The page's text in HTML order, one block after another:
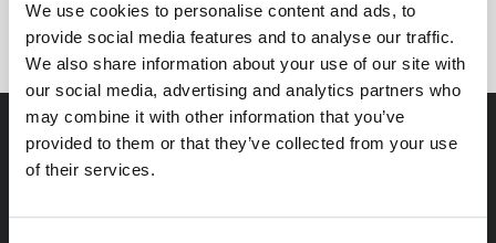
We use cookies to personalise content and ads, to
provide social media features and to analyse our traffic.
We also share information about your use of our site with
our social media, advertising and analytics partners who
may combine it with other information that you’ve
provided to them or that they’ve collected from your use
of their services.